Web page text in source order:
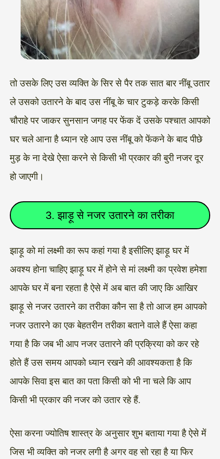
तो उसके लिए उस व्यक्ति के सिर से पैर तक सात बार नींबू उतार
ले उसको उतारने के बाद उस नींबू के चार टुकड़े करके किसी
चौराहे पर जाकर सुनसान जगह पर फेंक दें उसके पश्चात आपको
घर चले आना है ध्यान रहे आप उस नींबू को फेंकने के बाद पीछे
मुड़ के ना देखे ऐसा करने से किसी भी प्रकार की बुरी नजर दूर
हो जाएगी।
3. झाड़ू से नजर उतारने का तरीका
झाड़ू को मां लक्ष्मी का रूप कहां गया है इसीलिए झाड़ू घर में
अवश्य होना चाहिए झाड़ू घर में होने से मां लक्ष्मी का प्रवेश हमेशा
आपके घर में बना रहता है ऐसे में अब बात की जाए कि आखिर
झाड़ू से नजर उतारने का तरीका कौन सा है तो आज हम आपको
नजर उतारने का एक बेहतरीन तरीका बताने वाले हैं ऐसा कहा
गया है कि जब भी आप नजर उतारने की प्रक्रिया को कर रहे
होते हैं उस समय आपको ध्यान रखने की आवश्यकता है कि
आपके सिवा इस बात का पता किसी को भी ना चले कि आप
किसी भी प्रकार की नजर को उतार रहे हैं.
ऐसा करना ज्योतिष शास्त्र के अनुसार शुभ बताया गया है ऐसे में
जिस भी व्यक्ति को नजर लगी है अगर वह सो रहा है या फिर